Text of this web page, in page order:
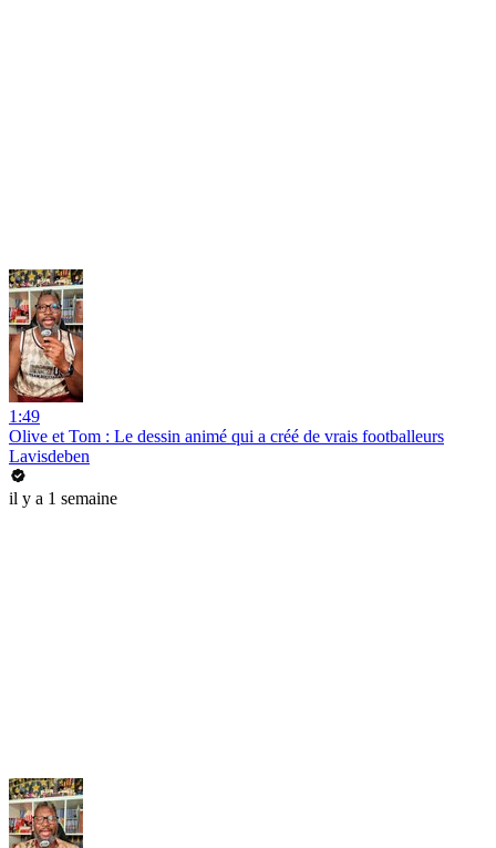
1:49
Olive et Tom : Le dessin animé qui a créé de vrais footballeurs
Lavisdeben
il y a 1 semaine